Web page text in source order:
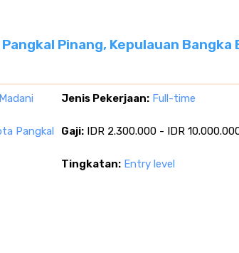
Pinang, Kepulauan Bangka
Jenis Pekerjaan: Full-time
Pangkal
Gaji: IDR 2.300.000 - IDR
Tingkatan: Entry level